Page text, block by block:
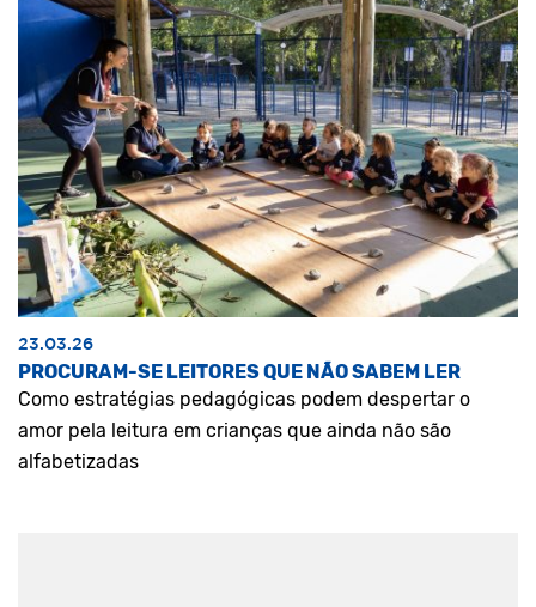
23.03.26
PROCURAM-SE LEITORES QUE NÃO SABEM LER
Como estratégias pedagógicas podem despertar o
amor pela leitura em crianças que ainda não são
alfabetizadas